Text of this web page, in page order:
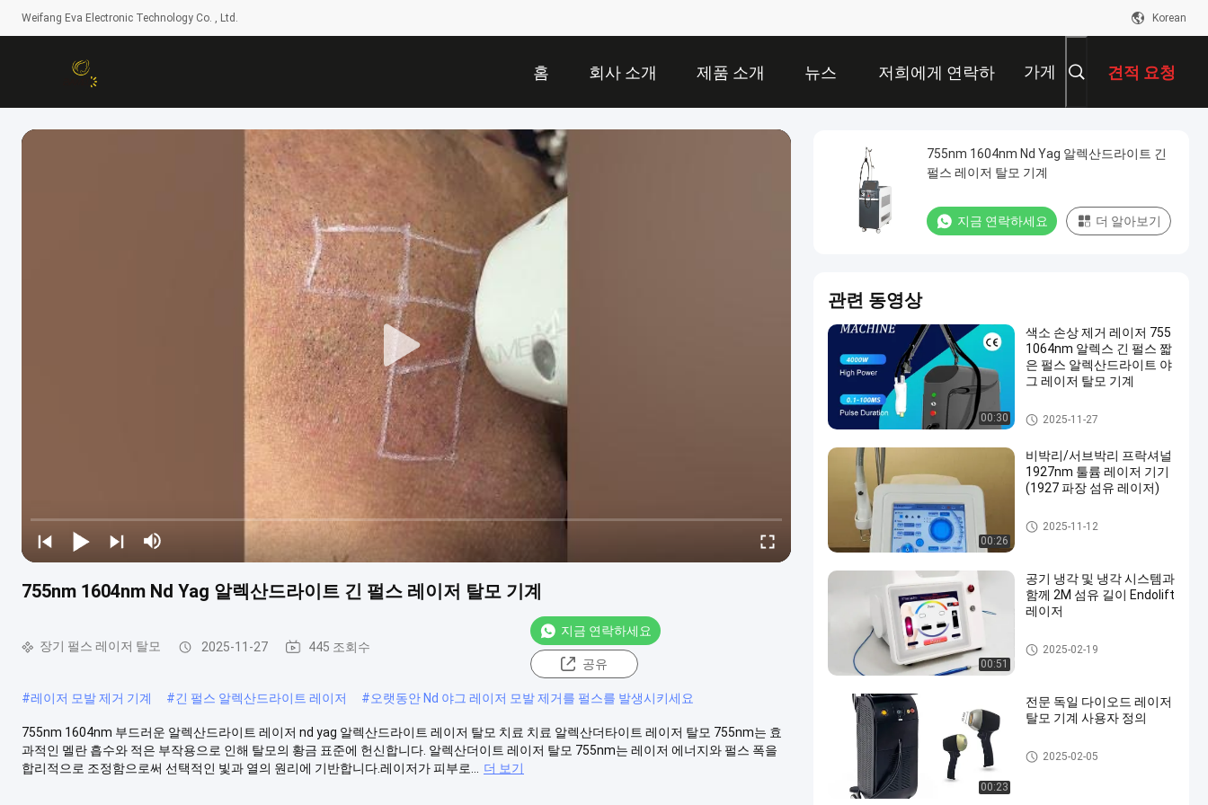
Weifang Eva Electronic Technology Co. , Ltd. Korean
홈 회사 소개 제품 소개 뉴스 저희에게 연락하
십시오
가게 견적 요청
755nm 1604nm Nd Yag 알렉산드라이트 긴 펄스 레이저 탈모 기계
장기 펄스 레이저 탈모 2025-11-27 445 조회수
지금 연락하세요
공유
#레이저 모발 제거 기계 #긴 펄스 알렉산드라이트 레이저 #오랫동안 Nd 야그 레이저 모발 제거를 펄스를 발생시키세요
755nm 1604nm 부드러운 알렉산드라이트 레이저 nd yag 알렉산드라이트 레이저 탈모 치료 치료 알렉산더타이트 레이저 탈모 755nm는 효
과적인 멜란 흡수와 적은 부작용으로 인해 탈모의 황금 표준에 헌신합니다. 알렉산더이트 레이저 탈모 755nm는 레이저 에너지와 펄스 폭을
합리적으로 조정함으로써 선택적인 빛과 열의 원리에 기반합니다.레이저가 피부로...
더 보기
755nm 1604nm Nd Yag 알렉산드라이트 긴
펄스 레이저 탈모 기계
지금 연락하세요 더 알아보기
관련 동영상
00:30
색소 손상 제거 레이저 755
1064nm 알렉스 긴 펄스 짧
은 펄스 알렉산드라이트 야
그 레이저 탈모 기계
장기 펄스 레이저 탈모
2025-11-27
00:26
비박리/서브박리 프락셔널
1927nm 툴륨 레이저 기기
(1927 파장 섬유 레이저)
다이오드 레이저 제모기
2025-11-12
00:51
공기 냉각 및 냉각 시스템과
함께 2M 섬유 길이 Endolift
레이저
레이저 지방분석 기계
2025-02-19
00:23
전문 독일 다이오드 레이저
탈모 기계 사용자 정의
다이오드 레이저 제모기
2025-02-05